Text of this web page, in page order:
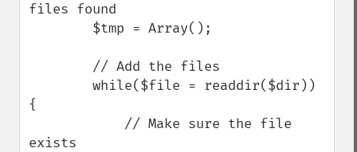
files found
{
exists